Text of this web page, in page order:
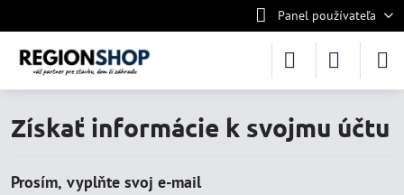
Panel používateľa
Získať informácie k svojmu účtu
Prosím, vyplňte svoj e-mail